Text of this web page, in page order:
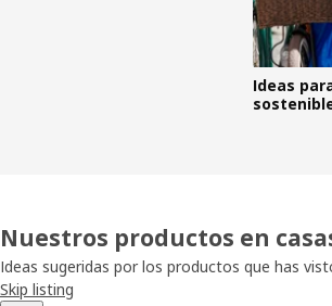
Ideas
Nuestros productos en
Ideas sugeridas por los productos que has
Skip listing